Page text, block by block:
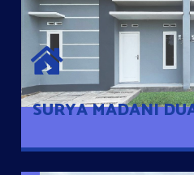
SURYA MADANI
SURYA MADANI DUA
Satu-satunya Hunian nyaman
jutaan dengan lokasi strategis di